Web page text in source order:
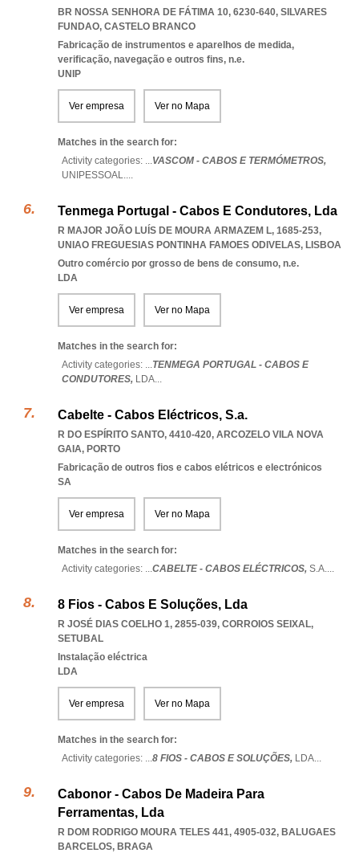
BR NOSSA SENHORA DE FÁTIMA 10, 6230-640, SILVARES
FUNDAO, CASTELO BRANCO
Fabricação de instrumentos e aparelhos de medida,
verificação, navegação e outros fins, n.e.
UNIP
Ver empresa Ver no Mapa
Matches in the search for:
Activity categories: ...VASCOM - CABOS E TERMÓMETROS,
UNIPESSOAL....
Tenmega Portugal - Cabos E Condutores, Lda
R MAJOR JOÃO LUÍS DE MOURA ARMAZEM L, 1685-253,
UNIAO FREGUESIAS PONTINHA FAMOES ODIVELAS, LISBOA
Outro comércio por grosso de bens de consumo, n.e.
LDA
Ver empresa Ver no Mapa
Matches in the search for:
Activity categories: ...TENMEGA PORTUGAL - CABOS E
CONDUTORES, LDA...
Cabelte - Cabos Eléctricos, S.a.
R DO ESPÍRITO SANTO, 4410-420, ARCOZELO VILA NOVA
GAIA, PORTO
Fabricação de outros fios e cabos elétricos e electrónicos
SA
Ver empresa Ver no Mapa
Matches in the search for:
Activity categories: ...CABELTE - CABOS ELÉCTRICOS, S.A....
8 Fios - Cabos E Soluções, Lda
R JOSÉ DIAS COELHO 1, 2855-039, CORROIOS SEIXAL,
SETUBAL
Instalação eléctrica
LDA
Ver empresa Ver no Mapa
Matches in the search for:
Activity categories: ...8 FIOS - CABOS E SOLUÇÕES, LDA...
Cabonor - Cabos De Madeira Para
Ferramentas, Lda
R DOM RODRIGO MOURA TELES 441, 4905-032, BALUGAES
BARCELOS, BRAGA